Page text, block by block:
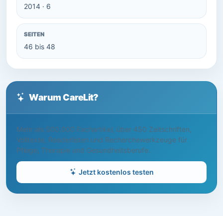
2014 · 6
SEITEN
46 bis 48
Warum CareLit?
Mehr als 500.000 Fachartikel, über 450 Zeitschriften,
Volltexte, Readerlisten und Recherchewerkzeuge für
Pflege, Therapie und Gesundheitsberufe.
Jetzt kostenlos testen